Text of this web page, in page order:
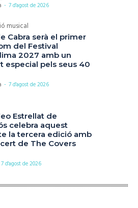
- 7 d'agost de 2026
musical
Cabra serà el primer
del Festival
2027 amb un
especial pels seus 40
- 7 d'agost de 2026
Estrellat de
celebra aquest
la tercera edició amb
de The Covers
7 d'agost de 2026